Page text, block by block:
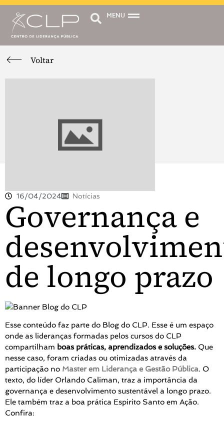
MENU
Voltar
16/04/2024 Notícias
Governança e
de longo prazo
Esse conteúdo faz parte do Blog do CLP. Esse é um espaço
onde as lideranças formadas pelos cursos do CLP
compartilham boas práticas, aprendizados e soluções. Que
nesse caso, foram criadas ou otimizadas através da
participação no Master em Liderança e Gestão Pública. O
texto, do líder Orlando Caliman, traz a importância da
governança e desenvolvimento sustentável a longo prazo.
Ele também traz a boa prática Espirito Santo em Ação.
Confira: